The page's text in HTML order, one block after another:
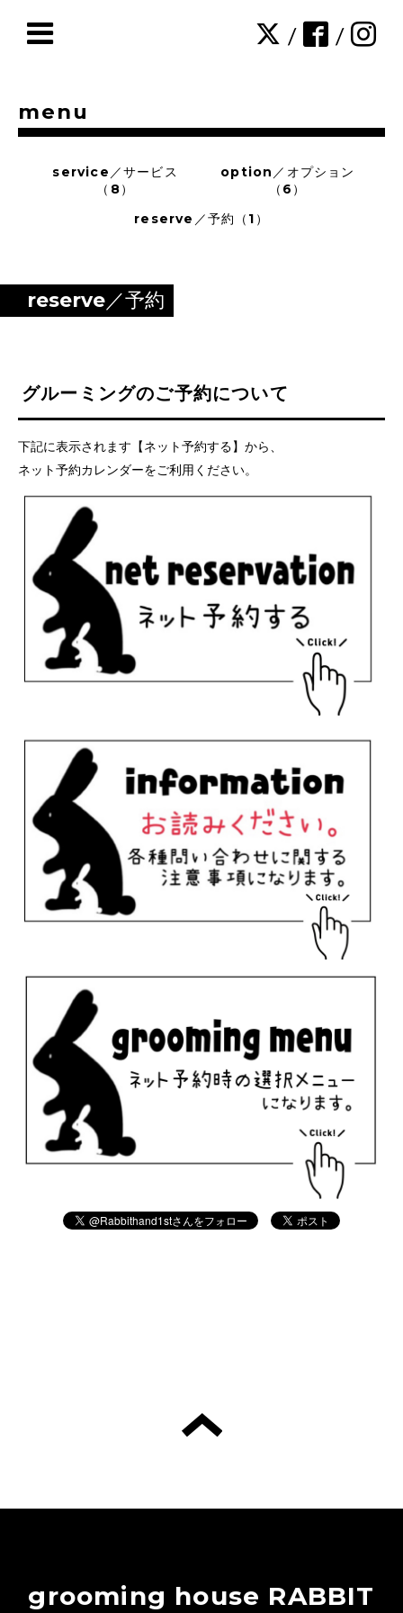
/ /
menu
service／サービス
（8）
option／オプション
（6）
reserve／予約（1）
reserve／予約
グルーミングのご予約について
下記に表示されます【ネット予約する】から、
ネット予約カレンダーをご利用ください。
grooming house RABBIT